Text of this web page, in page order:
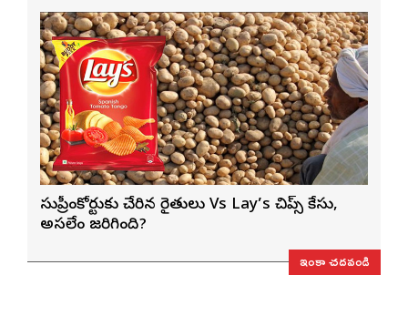
సుప్రీంకోర్టుకు చేరిన రైతులు Vs Lay’s చిప్స్‌ కేసు,
అసలేం జరిగింది?
ఇంకా చదవండి